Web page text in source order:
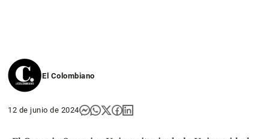
El Colombiano
12 de junio de 2024